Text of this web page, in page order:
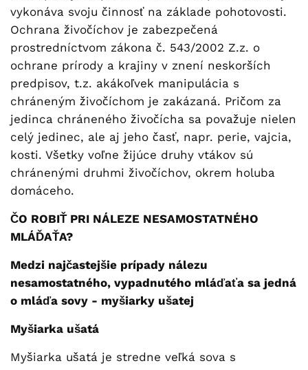
vykonáva svoju činnosť na základe pohotovosti.
Ochrana živočíchov je zabezpečená
prostredníctvom zákona č. 543/2002 Z.z. o
ochrane prírody a krajiny v znení neskorších
predpisov, t.z. akákoľvek manipulácia s
chráneným živočíchom je zakázaná. Pričom za
jedinca chráneného živočícha sa považuje nielen
celý jedinec, ale aj jeho časť, napr. perie, vajcia,
kosti. Všetky voľne žijúce druhy vtákov sú
chránenými druhmi živočíchov, okrem holuba
domáceho.
ČO ROBIŤ PRI NÁLEZE NESAMOSTATNÉHO
MLÁĎAŤA?
Medzi najčastejšie prípady nálezu
nesamostatného, vypadnutého mláďaťa sa jedná
o mláďa sovy - myšiarky ušatej
Myšiarka ušatá
Myšiarka ušatá je stredne veľká sova s